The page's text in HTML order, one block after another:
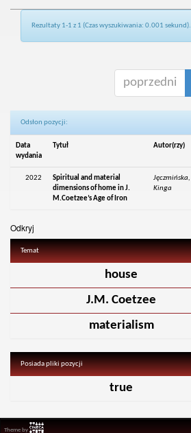
Rezultaty 1-1 z 1 (Czas wyszukiwania: 0.001 sekund).
poprzedni
Odsłon pozycji:
Data
wydania
Tytuł Autor(rzy)
2022
Spiritual and material
dimensions of home in J.
M.Coetzee’s Age of Iron
Jęczmińska,
Kinga
Odkryj
Temat
house
J.M. Coetzee
materialism
Posiada pliki pozycji
true
Theme by